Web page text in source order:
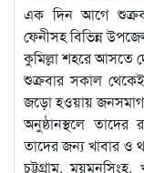
এক দিন আগে
ফেনীসহ বিভিন্ন
কুমিল্লা শহরে আসতে
শুক্রবার সকাল থেকেই
জড়ো হওয়ায়
অনুষ্ঠানস্থলে
তাদের জন্য খাবার ও
চট্টগ্রাম,